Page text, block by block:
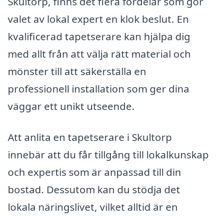
valet av lokal expert en klok beslut. En
kvalificerad tapetserare kan hjälpa dig
med allt från att välja rätt material och
mönster till att säkerställa en
professionell installation som ger dina
väggar ett unikt utseende.
Att anlita en tapetserare i Skultorp
innebär att du får tillgång till lokalkunskap
och expertis som är anpassad till din
bostad. Dessutom kan du stödja det
lokala näringslivet, vilket alltid är en